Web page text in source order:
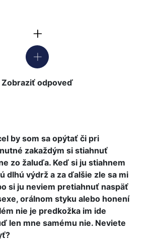
Zobraziť odpoveď
by som sa opýtať či pri
zakaždým si stiahnuť
zo žaluďa. Keď si ju stiahnem
dlhú výdrž a za ďalšie zle sa mi
si ju neviem pretiahnuť naspäť
orálnom styku alebo honení
nie je predkožka im ide
len mne samému nie. Neviete